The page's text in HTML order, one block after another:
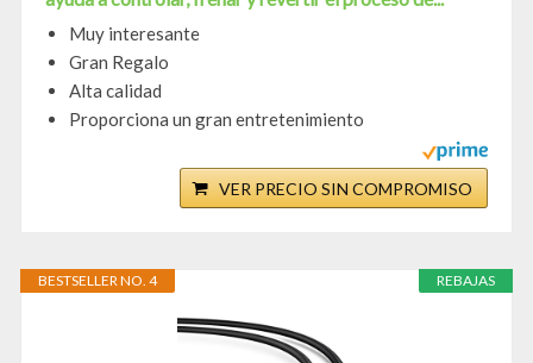
Muy interesante
Gran Regalo
Alta calidad
Proporciona un gran entretenimiento
VER PRECIO SIN COMPROMISO
REBAJAS
BESTSELLER NO. 4